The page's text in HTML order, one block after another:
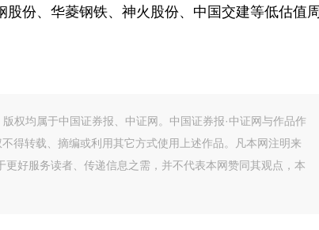
份、华菱钢铁、神火股份、中国交建等低估值周
权均属于中国证券报、中证网。中国证券报·中证网与作品作
得转载、摘编或利用其它方式使用上述作品。凡本网注明来
好服务读者、传递信息之需，并不代表本网赞同其观点，本